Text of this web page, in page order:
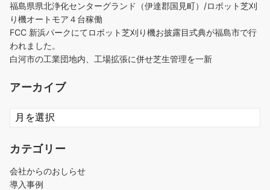
福島県県北浄化センターグランド（伊達郡国見町）/ロボット芝刈
り機オートモア４台稼働
FCC 新浜パークにてロボット芝刈り機お披露目式典が福島市で行
われました。
白河市の工業団地内、工場拡張に併せ芝生管理を一新
アーカイブ
ア
ー
イ
カテゴリー
会社からのおしらせ
導入事例